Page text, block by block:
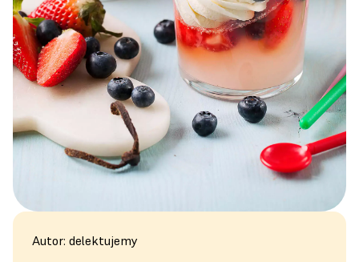
Autor: delektujemy